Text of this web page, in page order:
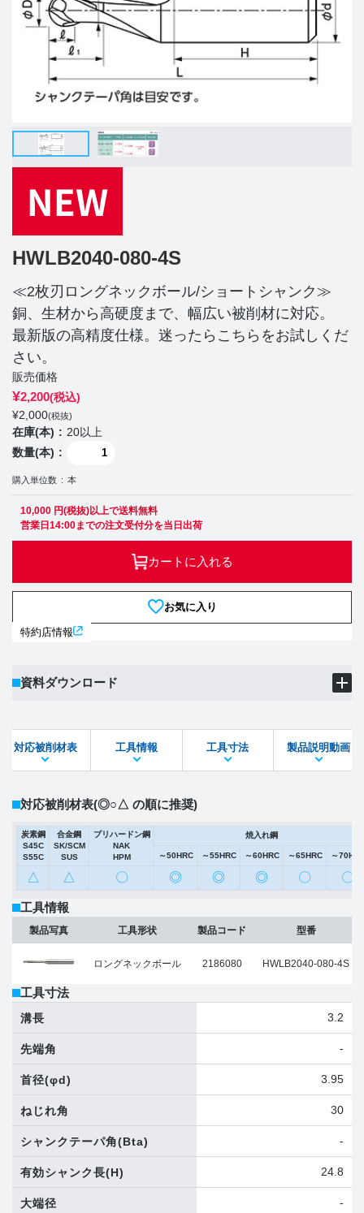
HWLB2040-080-4S
≪2枚刃ロングネックボール/ショートシャンク≫
銅、生材から高硬度まで、幅広い被削材に対応。
最新版の高精度仕様。迷ったらこちらをお試しくだ
さい。
販売価格
¥2,200(税込)
¥2,000(税抜)
在庫(本)
20以上
数量(本)
購入単位数 本
10,000 円(税抜)以上で送料無料
営業日14:00までの注文受付分を当日出荷
カートに入れる
お気に入り
特約店情報
資料ダウンロード
STEPファイル DXFファイル
対応被削材表 工具情報 工具寸法 製品説明動画
対応被削材表(◎○△ の順に推奨)
炭素鋼
S45C
S55C
合金鋼
SK/SCM
SUS
プリハードン鋼
NAK
HPM
焼入れ鋼
～50HRC ～55HRC ～60HRC ～65HRC ～
△ △ 〇 ◎ ◎ ◎ 〇 〇
工具情報
製品写真 工具形状
ロングネックボール
製品コード
2186080
型番
HWLB2040-080-4S
工具寸法
溝長 3.2
先端角 -
首径(φd) 3.95
ねじれ角 30
シャンクテーパ角(Bta) -
有効シャンク長(H) 24.8
大端径 -